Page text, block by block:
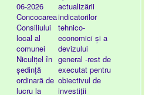
06-2026
Concocarea
Consiliului
local al
comunei
Niculițel în
ședință
ordinară de
lucru la
actualizării
indicatorilor
tehnico-
economici și a
devizului
general -rest de
executat pentru
obiectivul de
investiții